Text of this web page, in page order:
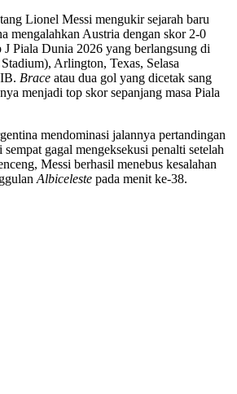
Lionel Messi mengukir sejarah baru
mengalahkan Austria dengan skor 2-0
J Piala Dunia 2026 yang berlangsung di
Arlington, Texas, Selasa
Brace atau dua gol yang dicetak sang
menjadi top skor sepanjang masa Piala
mendominasi jalannya pertandingan
gagal mengeksekusi penalti setelah
Messi berhasil menebus kesalahan
Albiceleste pada menit ke-38.